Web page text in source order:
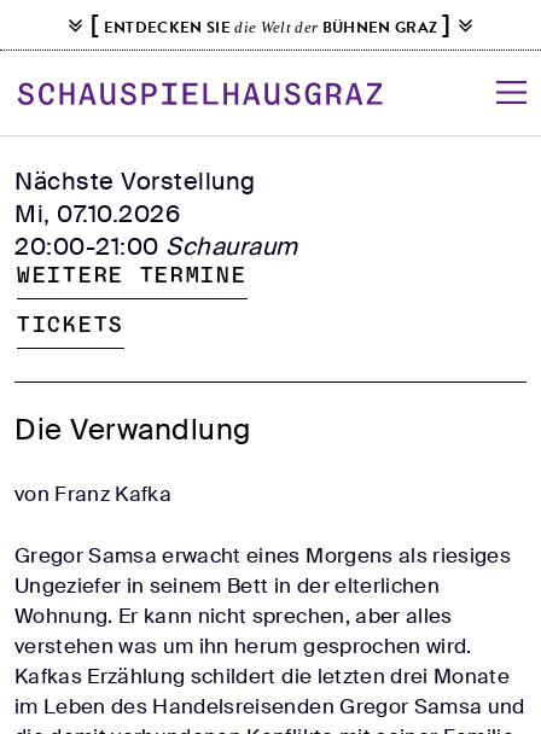
k
p
t
n
t
[ ENTDECKEN SIEdie Welt der BÜHNEN GRAZ ]
Nächste Vorstellung
Mi, 07.10.2026
20:00-21:00 Schauraum
Weitere Termine
Tickets
Die Verwandlung
von Franz Kafka
Gregor Samsa erwacht eines Morgens als riesiges
Ungeziefer in seinem Bett in der elterlichen
Wohnung. Er kann nicht sprechen, aber alles
verstehen was um ihn herum gesprochen wird.
Kafkas Erzählung schildert die letzten drei Monate
im Leben des Handelsreisenden Gregor Samsa und